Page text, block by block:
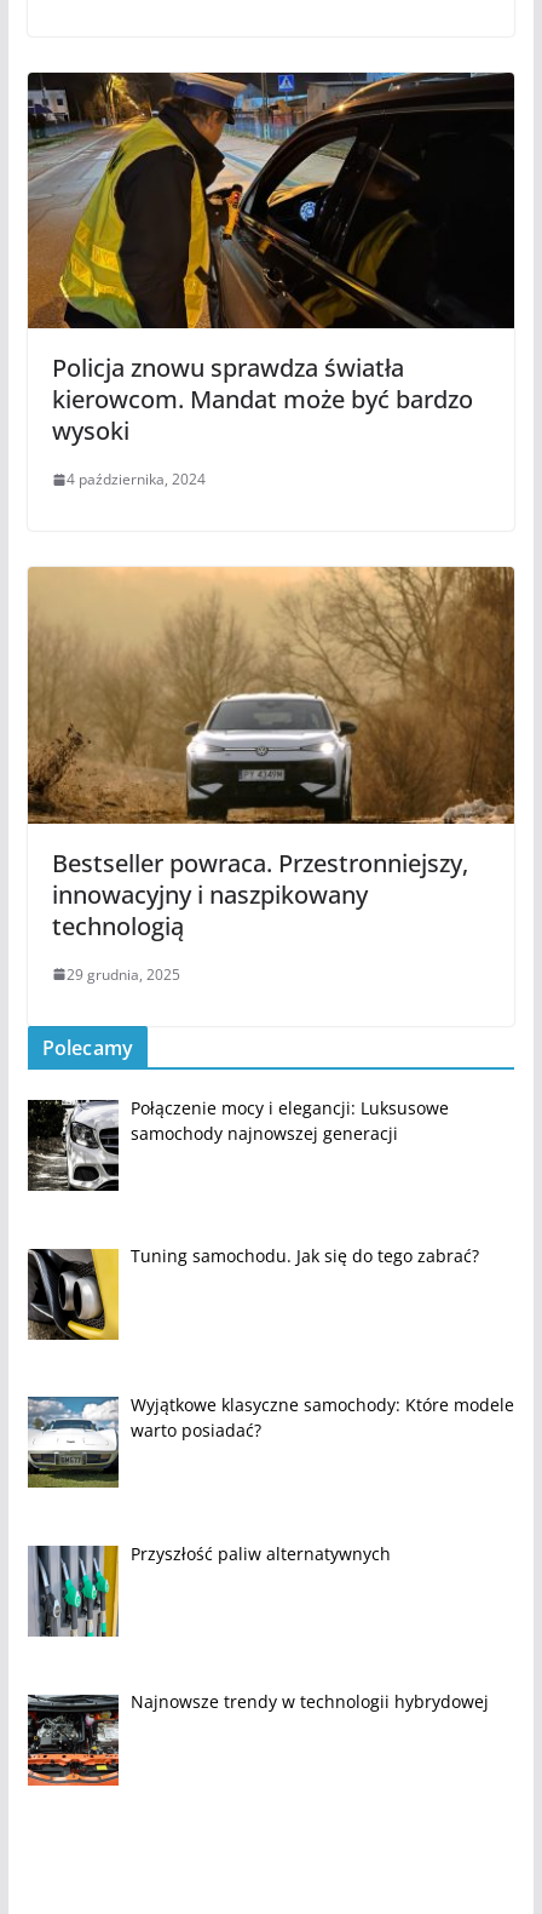
Policja znowu sprawdza światła
kierowcom. Mandat może być bardzo
wysoki
4 października, 2024
Bestseller powraca. Przestronniejszy,
innowacyjny i naszpikowany
technologią
29 grudnia, 2025
Polecamy
Połączenie mocy i elegancji: Luksusowe
samochody najnowszej generacji
Tuning samochodu. Jak się do tego zabrać?
Wyjątkowe klasyczne samochody: Które modele
warto posiadać?
Przyszłość paliw alternatywnych
Najnowsze trendy w technologii hybrydowej